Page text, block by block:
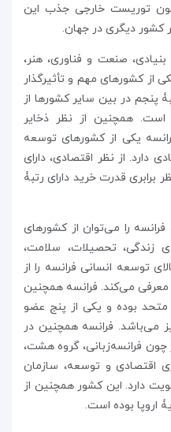
ساله بیش از ۸۳ میلیون توریست خارجی جذب این
دیگری در جهان.
صنعت و فناوری، هنر،
از کشورهای مهم و تأثیرگذار
پنجم در بین سایر کشورها از
همچنین از نظر ذخایر
یکی از کشورهای توسعه‌
دارد. از نظر اقتصادی، دارای
برابری قدرت خرید دارای رتبۀ
فرانسه را می‌توان از کشورهای
زندگی، تحصیلات، سلامت،
توسعه انسانی فرانسه را از
معرفی می‌کند. فرانسه همچنین
بوده و یکی از پنج عضو
می‌باشد. فرانسه همچنین در
چون فرانسه‌زبانی، گروه هشت،
اقتصادی و توسعه، سازمان
دارد. این کشور همچنین از
اروپا بوده است.